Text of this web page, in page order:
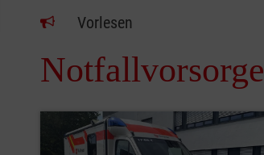
Vorlesen
Notfallvorsorge